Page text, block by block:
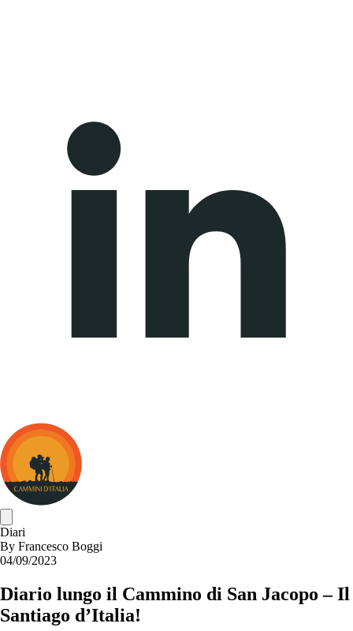
Cammini
d&#039;Italia
Diari
By Francesco Boggi
04/09/2023
Diario lungo il Cammino di San Jacopo – Il
Santiago d’Italia!